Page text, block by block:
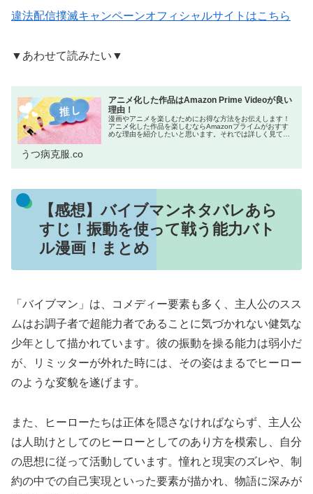
違法配信撲滅キャンペーンオフィシャルサイトはこちら
▼あわせて読みたい▼
アニメ化した作品はAmazon Prime Videoが良い
理由！
漫画やアニメを楽しむためにお得な方法をお伝えします！
アニメ化した作品を楽しむならAmazonプライムがおすす
めな理由を紹介したいと思います。それでは詳しく見てい
うつ病克服.co
【感想】バイブマンネタバレあら
すじ！振動を使って戦う能力バト
ル漫画！まとめ
「バイブマン」は、コメディー要素も多く、主人公のスス
ムはお調子者で超能力者であることに気づかれない健気な
少年として描かれています。彼の振動を操る能力は弱小だ
が、リミッターが外れた時には、その姿はまるでヒーロー
のような変貌を遂げます。
また、ヒーローたちは正体を隠さなければならず、主人公
は人助けとしてのヒーローとしてのあり方を模索し、自分
の思想に従って活動しています。憧れと現実のズレや、制
約の中での自己実現といった要素が描かれ、物語に深みが